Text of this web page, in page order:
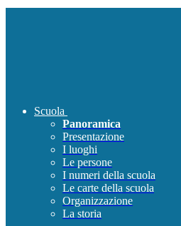
Scuola
Panoramica
Presentazione
I luoghi
Le persone
I numeri della scuola
Le carte della scuola
Organizzazione
La storia